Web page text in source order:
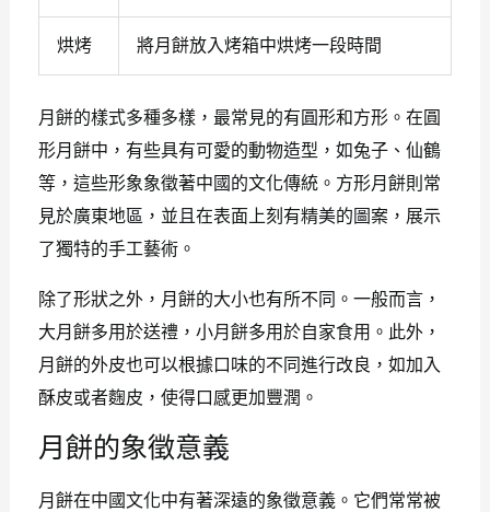
烘烤 將月餅放入烤箱中烘烤一段時間
月餅的樣式多種多樣，最常見的有圓形和方形。在圓
形月餅中，有些具有可愛的動物造型，如兔子、仙鶴
等，這些形象象徵著中國的文化傳統。方形月餅則常
見於廣東地區，並且在表面上刻有精美的圖案，展示
了獨特的手工藝術。
除了形狀之外，月餅的大小也有所不同。一般而言，
大月餅多用於送禮，小月餅多用於自家食用。此外，
月餅的外皮也可以根據口味的不同進行改良，如加入
酥皮或者麴皮，使得口感更加豐潤。
月餅的象徵意義
月餅在中國文化中有著深遠的象徵意義。它們常常被